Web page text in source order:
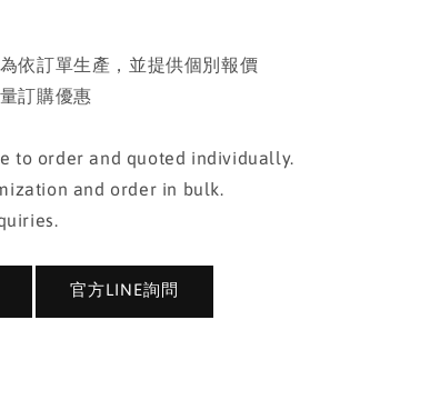
依訂單生產，並提供個別報價
訂購優惠
to order and quoted individually.
and order in bulk.
官方LINE詢問